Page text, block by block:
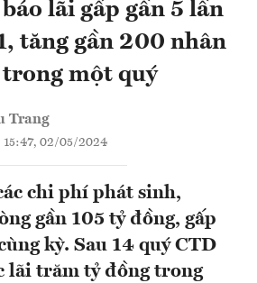
lãi gấp gần 5 lần
tăng gần 200 nhân
một quý
Trang
15:47, 02/05/2024
chi phí phát sinh,
gần 105 tỷ đồng, gấp
kỳ. Sau 14 quý CTD
lãi trăm tỷ đồng trong